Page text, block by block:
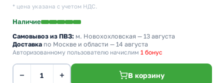
* цена указана с учетом НДС.
Наличие
Самовывоз из ПВЗ: м. Новохохловская — 13 августа
Доставка по Москве и области — 14 августа
Авторизованному пользователю начислим 1 бонус
− + В корзину